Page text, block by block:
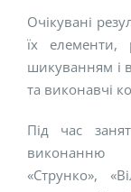
Очікувані
їх елементи,
шикуванням і
та виконавчі
Під час
виконанню
«Струнко»,